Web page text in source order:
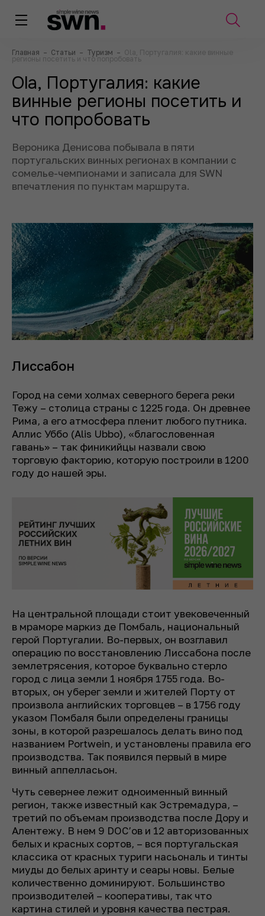
Главная – Статьи – Туризм – Ola, Португалия: какие винные
регионы посетить и что попробовать
Ola, Португалия: какие
винные регионы посетить и
что попробовать
Вероника Денисова побывала в пяти
португальских винных регионах в компании с
сомелье-чемпионами и записала для SWN
впечатления по пунктам маршрута.
Лиссабон
Город на семи холмах северного берега реки
Тежу – столица страны с 1225 года. Он древнее
Рима, а его атмосфера пленит любого путника.
Аллис Уббо (Alis Ubbo), «благословенная
гавань» – так финикийцы назвали свою
торговую факторию, которую построили в 1200
году до нашей эры.
На центральной площади стоит увековеченный
в мраморе маркиз де Помбаль, национальный
герой Португалии. Во-первых, он возглавил
операцию по восстановлению Лиссабона после
землетрясения, которое буквально стерло
город с лица земли 1 ноября 1755 года. Во-
вторых, он уберег земли и жителей Порту от
произвола английских торговцев – в 1756 году
указом Помбаля были определены границы
зоны, в которой разрешалось делать вино под
названием Portwein, и установлены правила его
производства. Так появился первый в мире
винный аппелласьон.
Чуть севернее лежит одноименный винный
регион, также известный как Эстремадура, –
третий по объемам производства после Дору и
Алентежу. В нем 9 DOC’ов и 12 авторизованных
белых и красных сортов, – вся португальская
классика от красных туриги насьональ и тинты
миуды до белых аринту и сеары новы. Белые
количественно доминируют. Большинство
производителей – кооперативы, так что
картина стилей и уровня качества пестрая.